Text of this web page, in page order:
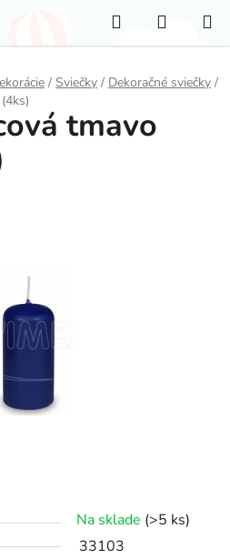
Hľadať
KOŠÍK
/ Sviečky / Dekoračné sviečky /
Na sklade (>5 ks)
33103
tmavo